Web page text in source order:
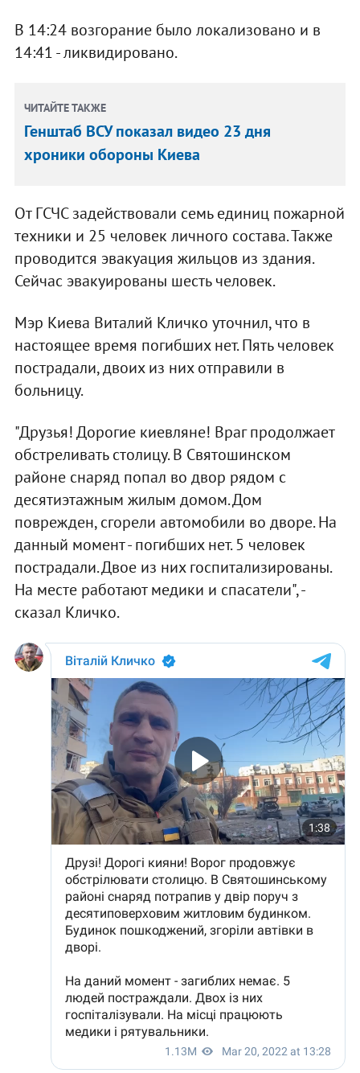
В 14:24 возгорание было локализовано и в
14:41 - ликвидировано.
ЧИТАЙТЕ ТАКЖЕ
Генштаб ВСУ показал видео 23 дня
хроники обороны Киева
От ГСЧС задействовали семь единиц пожарной
техники и 25 человек личного состава. Также
проводится эвакуация жильцов из здания.
Сейчас эвакуированы шесть человек.
Мэр Киева Виталий Кличко уточнил, что в
настоящее время погибших нет. Пять человек
пострадали, двоих из них отправили в
больницу.
"Друзья! Дорогие киевляне! Враг продолжает
обстреливать столицу. В Святошинском
районе снаряд попал во двор рядом с
десятиэтажным жилым домом. Дом
поврежден, сгорели автомобили во дворе. На
данный момент - погибших нет. 5 человек
пострадали. Двое из них госпитализированы.
На месте работают медики и спасатели", -
сказал Кличко.